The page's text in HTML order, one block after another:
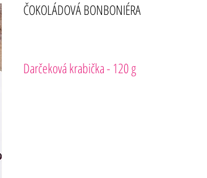
ČOKOLÁDOVÁ BONBONIÉRA
Darčeková krabička - 120 g